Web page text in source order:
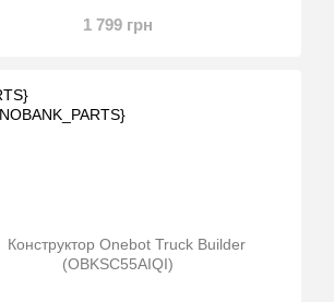
1 799 грн